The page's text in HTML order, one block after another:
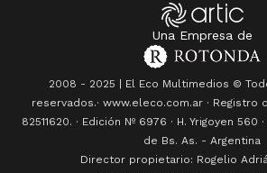
Una Empresa de
2008 - 2025 | El Eco Multimedios ©